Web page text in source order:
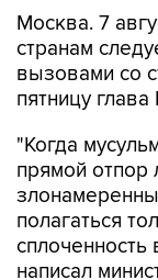
Москва. 7
странам
вызовами со
пятницу
"Когда
прямой
полагаться
сплоченность
написал